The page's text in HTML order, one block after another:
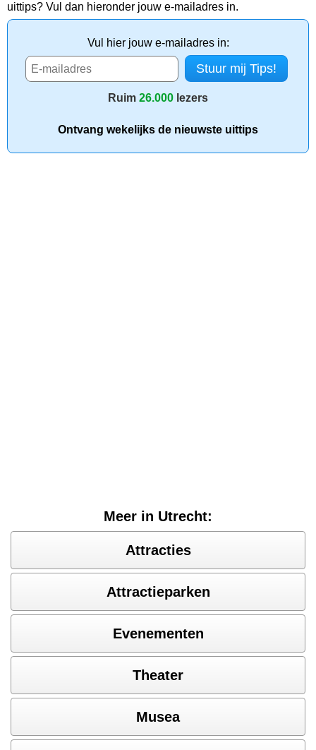
uittips? Vul dan hieronder jouw e-mailadres in.
Vul hier jouw e-mailadres in:
Ruim 26.000 lezers
Ontvang wekelijks de nieuwste uittips
Meer in Utrecht:
Attracties
Attractieparken
Evenementen
Theater
Musea